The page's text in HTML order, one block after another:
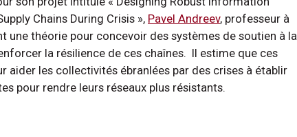
Chains During Crisis », Pavel Andreev, professeur à
une théorie pour concevoir des systèmes de soutien à la
la résilience de ces chaînes. Il estime que ces
aider les collectivités ébranlées par des crises à établir
pour rendre leurs réseaux plus résistants.